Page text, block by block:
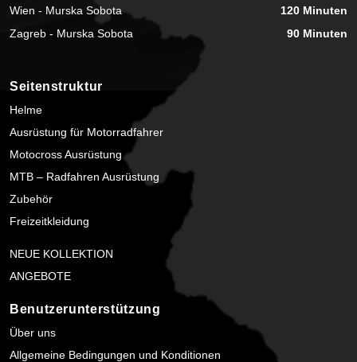
Wien - Murska Sobota
120 Minuten
Zagreb - Murska Sobota
90 Minuten
Seitenstruktur
Helme
Ausrüstung für Motorradfahrer
Motocross Ausrüstung
MTB – Radfahren Ausrüstung
Zubehör
Freizeitkleidung
NEUE KOLLEKTION
ANGEBOTE
Benutzerunterstützung
Über uns
Allgemeine Bedingungen und Konditionen